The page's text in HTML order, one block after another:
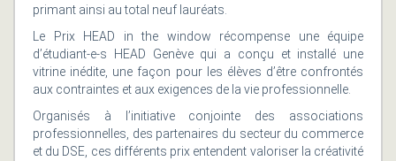
primant ainsi au total neuf lauréats.
Le Prix HEAD in the window récompense une équipe
d’étudiant-e-s HEAD Genève qui a conçu et installé une
vitrine inédite, une façon pour les élèves d’être confrontés
aux contraintes et aux exigences de la vie professionnelle.
Organisés à l’initiative conjointe des associations
professionnelles, des partenaires du secteur du commerce
et du DSE, ces différents prix entendent valoriser la créativité